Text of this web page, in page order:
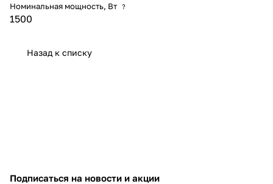
Номинальная мощность, Вт ?
1500
Назад к списку
Подписаться на новости и акции